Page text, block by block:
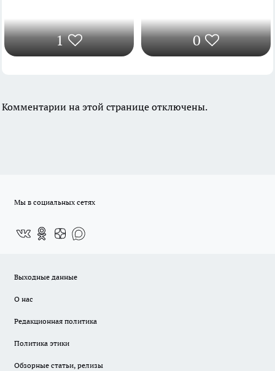
1 0
Комментарии на этой странице отключены.
Мы в социальных сетях
Выходные данные
О нас
Редакционная политика
Политика этики
Обзорные статьи, релизы